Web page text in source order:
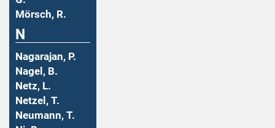
Mörsch, R.
N
Nagarajan, P.
Nagel, B.
Netz, L.
Netzel, T.
Neumann, T.